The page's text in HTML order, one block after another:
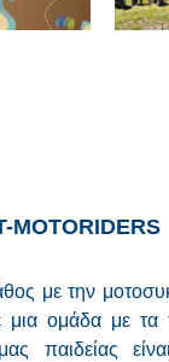
MOTORIDERS
με την
μια ομάδα με τα
παιδείας